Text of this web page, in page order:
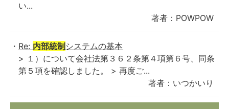
い...
著者：POWPOW
Re: 内部統制 システムの基本
> １）について会社法第３６２条第４項第６号、同条
第５項を確認しました。 > 再度ご...
著者：いつかいり